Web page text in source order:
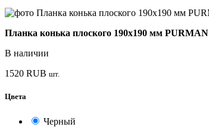
Планка конька плоского 190х190 мм PURMAN
В наличии
1520 RUB шт.
Цвета
Черный